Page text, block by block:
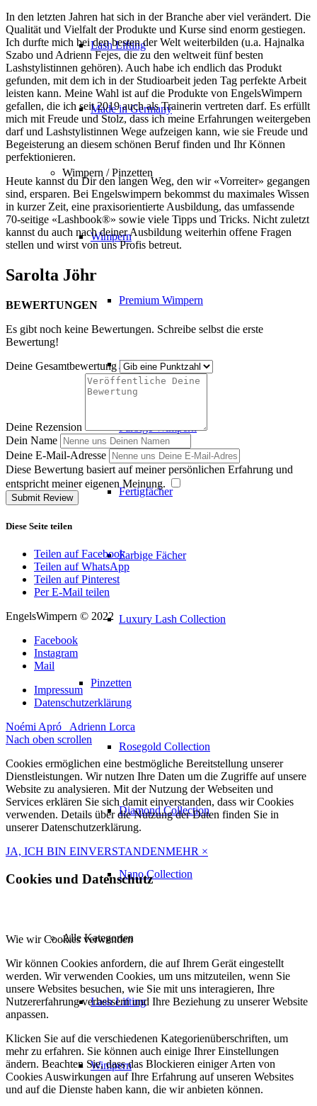
Lash Lifting
Made in Germany
Wimpern / Pinzetten
Wimpern
Premium Wimpern
Braune Wimpern
Farbige Wimpern
Fertigfächer
Farbige Fächer
Luxury Lash Collection
Pinzetten
Rosegold Collection
Diamond Collection
Nano Collection
Alle Kategorien
Lash Lifting
Wimpern
In den letzten Jahren hat sich in der Branche aber viel verändert. Die
Qualität und Vielfalt der Produkte und Kurse sind enorm gestiegen.
Ich durfte mich bei den besten der Welt weiterbilden (u.a. Hajnalka
Szabo und Adrienn Fejes, die zu den weltweit fünf besten
Lashstylistinnen gehören). Auch habe ich endlich das Produkt
gefunden, mit dem ich in der Studioarbeit jeden Tag perfekte Arbeit
leisten kann. Meine Wahl ist auf die Produkte von EngelsWimpern
gefallen, die ich seit 2019 auch als Trainerin vertreten darf. Es erfüllt
mich mit Freude und Stolz, dass ich meine Erfahrungen weitergeben
darf und Lashstylistinnen Wege aufzeigen kann, wie sie Freude und
Begeisterung an diesem schönen Beruf finden und Ihr Können
perfektionieren.
Heute kannst du Dir den langen Weg, den wir «Vorreiter» gegangen
sind, ersparen. Bei Engelswimpern bekommst du maximales Wissen
in kurzer Zeit, eine praxisorientierte Ausbildung, das umfassende
70-seitige «Lashbook®» sowie viele Tipps und Tricks. Nicht zuletzt
kannst du auch nach deiner Ausbildung weiterhin offene Fragen
stellen und wirst von uns Profis betreut.
Sarolta Jöhr
BEWERTUNGEN
Es gibt noch keine Bewertungen. Schreibe selbst die erste
Bewertung!
Deine Gesamtbewertung
Deine Rezension
Dein Name
Deine E-Mail-Adresse
Diese Bewertung basiert auf meiner persönlichen Erfahrung und
entspricht meiner eigenen Meinung.
Submit Review
Diese Seite teilen
Teilen auf Facebook
Teilen auf WhatsApp
Teilen auf Pinterest
Per E-Mail teilen
EngelsWimpern © 2022
Facebook
Instagram
Mail
Impressum
Datenschutzerklärung
Noémi Apró
Adrienn Lorca
Nach oben scrollen
Cookies ermöglichen eine bestmögliche Bereitstellung unserer
Dienstleistungen. Wir nutzen Ihre Daten um die Zugriffe auf unsere
Website zu analysieren. Mit der Nutzung der Webseiten und
Services erklären Sie sich damit einverstanden, dass wir Cookies
verwenden. Details über die Nutzung der Daten finden Sie in
unserer Datenschutzerklärung.
JA, ICH BIN EINVERSTANDENMEHR ×
Cookies und Datenschutz
Wie wir Cookies verwenden
Wir können Cookies anfordern, die auf Ihrem Gerät eingestellt
werden. Wir verwenden Cookies, um uns mitzuteilen, wenn Sie
unsere Websites besuchen, wie Sie mit uns interagieren, Ihre
Nutzererfahrung verbessern und Ihre Beziehung zu unserer Website
anpassen.
Klicken Sie auf die verschiedenen Kategorienüberschriften, um
mehr zu erfahren. Sie können auch einige Ihrer Einstellungen
ändern. Beachten Sie, dass das Blockieren einiger Arten von
Cookies Auswirkungen auf Ihre Erfahrung auf unseren Websites
und auf die Dienste haben kann, die wir anbieten können.